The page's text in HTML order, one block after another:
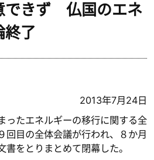
できず 仏国のエネ
終了
2013年7月24日
ったエネルギーの移行に関する全
回目の全体会議が行われ、８か月
書をとりまとめて閉幕した。